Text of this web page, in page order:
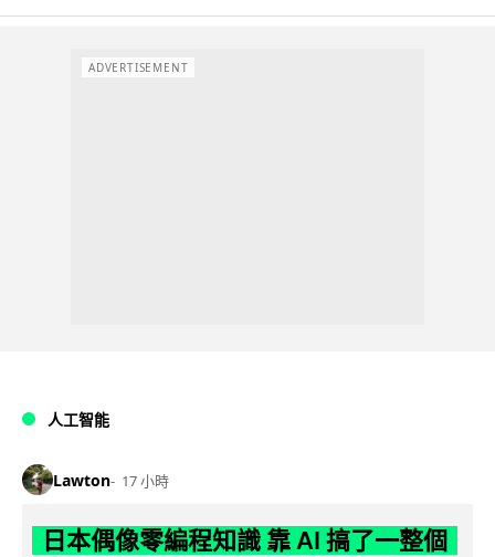
ADVERTISEMENT
人工智能
Lawton 17 小時
日本偶像零編程知識 靠 AI 搞了一整個